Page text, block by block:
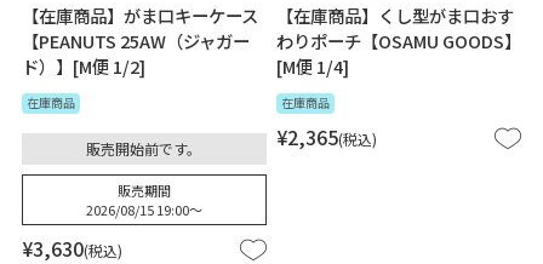
【在庫商品】がま口キーケース
【PEANUTS 25AW（ジャガー
ド）】[M便 1/2]
在庫商品
¥3,630 税込
販売開始前です。
販売期間
2026/08/15 19:00〜
【在庫商品】くし型がま口おす
わりポーチ【OSAMU GOODS】
[M便 1/4]
在庫商品
¥2,365 税込